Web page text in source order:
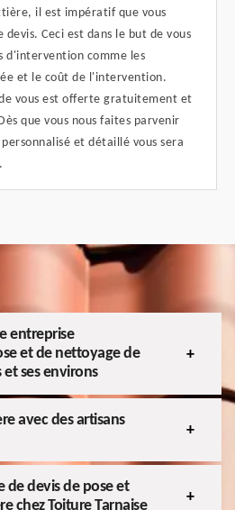
il est impératif que vous
Ceci est dans le but de vous
d'intervention comme les
et le coût de l'intervention.
vous est offerte gratuitement et
que vous nous faites parvenir
et détaillé vous sera
entreprise
et de nettoyage de
ses environs
avec des artisans
de devis de pose et
chez Toiture Tarnaise